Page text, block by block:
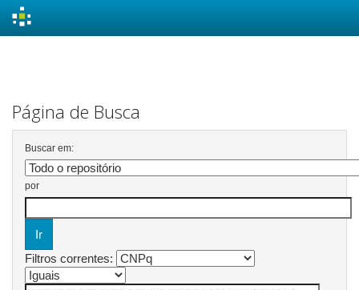
Página de Busca
Buscar em:
por
Filtros correntes: